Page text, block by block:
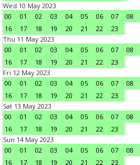
Wed 10 May 2023
00
01 02 03 04 05 06 07 08
16
17 18 19 20 21 22
23
Thu 11 May 2023
00
01 02 03 04 05 06 07 08
16
17 18 19 20 21 22
23
Fri 12 May 2023
00
01 02 03 04 05 06 07 08
16
17 18 19 20 21 22
23
Sat 13 May 2023
00
01 02 03 04 05 06 07 08
16
17 18 19 20 21 22
23
Sun 14 May 2023
00
01 02 03 04 05 06 07 08
16
17 18 19 20 21 22 23